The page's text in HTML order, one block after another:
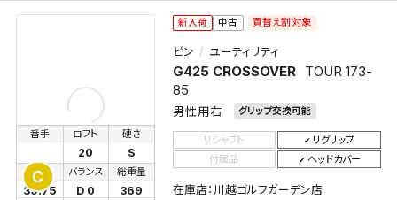
C
新入荷 中古 買替え割対象
ピン ユーティリティ
G425 CROSSOVER
TOUR 173-
85
男性用右 グリップ交換可能
番手 ロフト
20
硬さ
S
長さ
39.75
バランス
D 0
総重量
369
リシャフト
リグリップ
付属品
ヘッドカバー
在庫店：川越ゴルフガーデン店